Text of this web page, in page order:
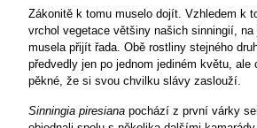
Zákonitě k tomu muselo dojít. Vzhledem k
vrchol vegetace většiny našich sinningií, na
musela přijít řada. Obě rostliny stejného
předvedly jen po jednom jediném květu, ale
pěkné, že si svou chvilku slávy zaslouží.
Sinningia piresiana pochází z první várky